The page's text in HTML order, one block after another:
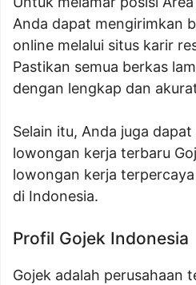
Anda dapat mengirimkan
online melalui situs karir
Pastikan semua berkas
dengan lengkap dan
Selain itu, Anda juga
lowongan kerja terbaru
lowongan kerja
di Indonesia.
Profil Gojek Indonesia
Gojek adalah perusahaan